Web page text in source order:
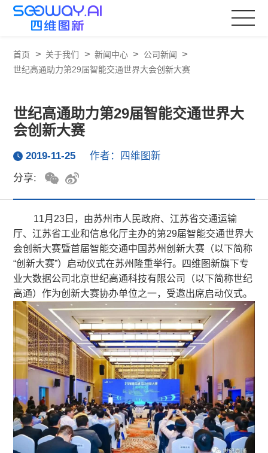
首页 > 关于我们 > 新闻中心 > 公司新闻 >
世纪高通助力第29届智能交通世界大会创新大赛
世纪高通助力第29届智能交通世界大
会创新大赛
2019-11-25
作者：四维图新
分享:
11月23日，由苏州市人民政府、江苏省交通运输
厅、江苏省工业和信息化厅主办的第29届智能交通世界大
会创新大赛暨首届智能交通中国苏州创新大赛（以下简称
“创新大赛”）启动仪式在苏州隆重举行。四维图新旗下专
业大数据公司北京世纪高通科技有限公司（以下简称世纪
高通）作为创新大赛协办单位之一，受邀出席启动仪式。